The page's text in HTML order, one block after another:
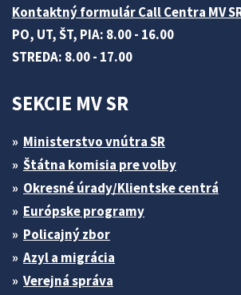
Kontaktný formulár Call Centra MV
PO, UT, ŠT, PIA: 8.00 - 16.00
STREDA: 8.00 - 17.00
SEKCIE MV SR
Ministerstvo vnútra SR
Štátna komisia pre volby
Okresné úrady/Klientske centrá
Európske programy
Policajný zbor
Azyl a migrácia
Verejná správa